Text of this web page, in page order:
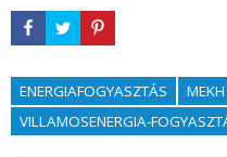
ENERGIAFOGYASZTÁS
MEKH
VILLAMOSENERGIA-